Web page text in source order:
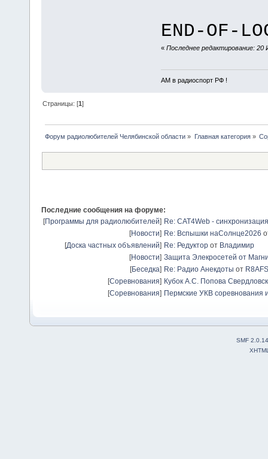
END-OF-
« Последнее редактирование: 20
АМ в радиоспорт РФ !
Страницы: [1]
Форум радиолюбителей Челябинской области » Главная категория»
Последние сообщения на форуме:
[Программы для радиолюбителей] Re: CAT4Web -
[Новости] Re: Вспышки наСолнце2026
[Доска частных объявлений] Re: Редуктор от Владимир
[Новости] Защита Элекросетей от
[Беседка] Re: Радио Анекдоты от R8AFS
[Соревнования] Кубок А.С. Попова
[Соревнования] Пермские УКВ соревнования
SMF 2.0.14